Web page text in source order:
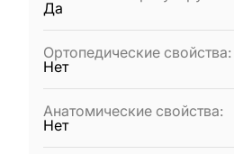
Да
Ортопедические свойства:
Нет
Анатомические свойства:
Нет